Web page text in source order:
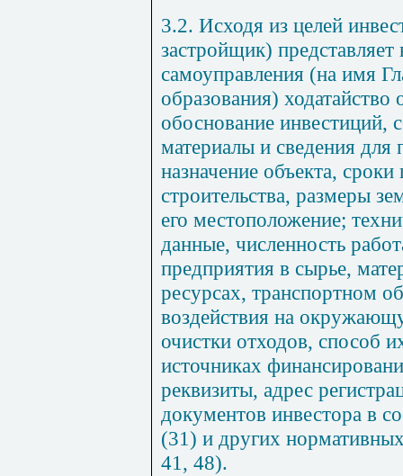
3.2. Исходя из целей
застройщик)
самоуправления (на имя
образования) ходатайство
обоснование инвестиций,
материалы и сведения
назначение объекта,
строительства, размеры
его местоположение;
данные, численность
предприятия в сырье,
ресурсах, транспортном
воздействия на
очистки отходов, способ
источниках
реквизиты, адрес
документов инвестора в
(31) и других
41, 48).